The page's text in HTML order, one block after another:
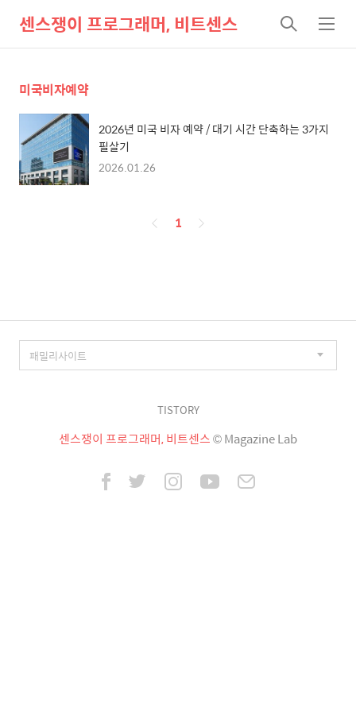
센스쟁이 프로그래머, 비트센스
검
색
메
뉴
미국비자예약
2026년 미국 비자 예약 / 대기 시간 단축하는 3가지
필살기
2026.01.26
페
1
TISTORY
센스쟁이 프로그래머, 비트센스© Magazine Lab